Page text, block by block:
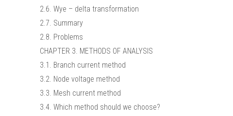
2.6. Wye – delta transformation
2.7. Summary
2.8. Problems
CHAPTER 3. METHODS OF ANALYSIS
3.1. Branch current method
3.2. Node voltage method
3.3. Mesh current method
3.4. Which method should we choose?